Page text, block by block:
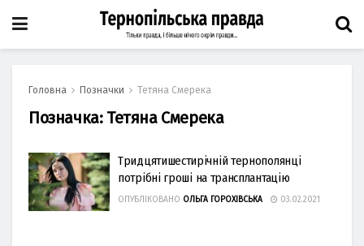
Головна Позначки Тетяна Смерека
Позначка: Тетяна Смерека
Тридцятишестирічній тернополянці
потрібні гроші на трансплантацію
ОПУБЛІКОВАНО ОЛЬГА ГОРОХІВСЬКА 03.02.2021